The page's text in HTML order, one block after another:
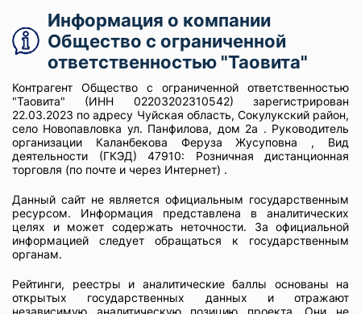
Информация о компании
Общество с ограниченной
ответственностью "Таовита"
Контрагент Общество с ограниченной ответственностью
"Таовита" (ИНН 02203202310542) зарегистрирован
22.03.2023 по адресу Чуйская область, Сокулукский район,
село Новопавловка ул. Панфилова, дом 2а . Руководитель
организации Каланбекова Феруза Жусуповна , Вид
деятельности (ГКЭД) 47910: Розничная дистанционная
торговля (по почте и через Интернет) .
Данный сайт не является официальным государственным
ресурсом. Информация представлена в аналитических
целях и может содержать неточности. За официальной
информацией следует обращаться к государственным
органам.
Рейтинги, реестры и аналитические баллы основаны на
открытых государственных данных и отражают
независимую аналитическую позицию проекта. Они не